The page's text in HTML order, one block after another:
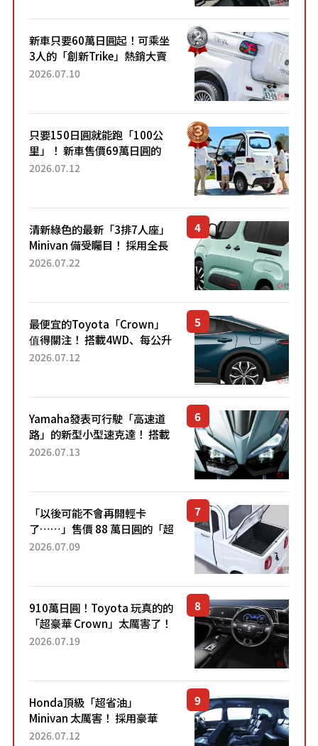
新車只要60萬日圓起！可乘坐
3人的「創新Trike」熱銷大賣
成為人氣車款！「養車成本真
2026.07.10
只要150日圓就能跑「100公
里」！ 新車售價69萬日圓的
「3人座」Trike大受歡迎！ 順
2026.07.12
清新綠色的最新「3排7人座」
Minivan 備受矚目！ 採用全長
4.7公尺剛剛好的車身尺寸與
2026.07.22
最便宜的Toyota「Crown」
值得關注！ 搭載4WD、每公升
22.4公里低油耗表現超亮眼！
2026.07.12
Yamaha發表可行駛「高速道
路」的新型小型速克達！ 搭載
能享受超強勁「渦輪感」的動
2026.07.13
「以後可能不會再開輕卡
了……」售價 88 萬日圓的「超
迷你輕型貨車」引發兩極評
了！...
2026.07.09
910萬日圓！Toyota 玩真的的
「超豪華 Crown」太厲害了！
採用由「匠人技藝」打造的
2026.07.19
Honda頂級「超省油」
Minivan 太厲害！ 採用豪華
「真皮座椅」與專屬「黑色內
2026.07.12